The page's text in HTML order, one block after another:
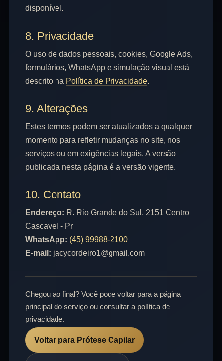
disponível.
8. Privacidade
O uso de dados pessoais, cookies, Google Ads,
formulários, WhatsApp e simulação visual está
descrito na Política de Privacidade.
9. Alterações
Estes termos podem ser atualizados a qualquer
momento para refletir mudanças no site, nos
serviços ou em exigências legais. A versão
publicada nesta página é a versão vigente.
10. Contato
Endereço: R. Rio Grande do Sul, 2151 Centro
Cascavel - Pr
WhatsApp: (45) 99988-2100
E-mail: jacycordeiro1@gmail.com
Chegou ao final? Você pode voltar para a página
principal do serviço ou consultar a política de
privacidade.
Voltar para Prótese Capilar